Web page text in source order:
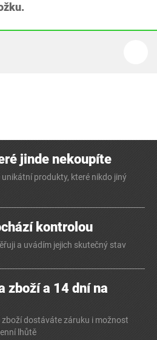
jinde nekoupíte
unikátní produkty, které nikdo jiný
kontrolou
a uvádím jejich skutečný stav
zboží a 14 dní na
zboží dostáváte záruku i možnost
lhůtě